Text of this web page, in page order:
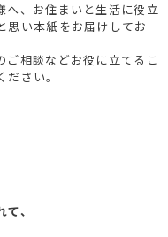
へ、お住まいと生活に役立
思い本紙をお届けしてお
ご相談などお役に立てるこ
さい。
、